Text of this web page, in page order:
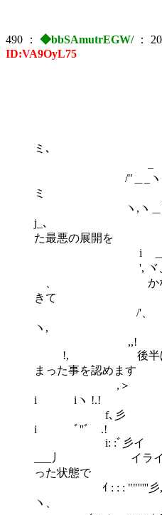
490 ： ◆bbSAmutrEGW/：
ID:VA9OyL75
,
／"
／ , -
ミ､ まず 昨
_ /""、 /
/"＿_ヽ､__
ミ
ヽ,ヽ＿ﾞﾞ
j_､ 正直 そ
た最悪の展開を
i ＿_ } /
', ヾ、 /
ゝ、 かなり連
きて
/'、 /
ヽ,
,,! /
!, 後半ほど ノ
まった事を認めます
,＞
i iヽ !.!
f､彡 ヽ
i ﾞ''ﾞ .!
i: :ﾞ彡イ ﾞー
___丿 イライラゲ
った状態で
ｲ : : : ""'''''彡,,,,
ヽ、